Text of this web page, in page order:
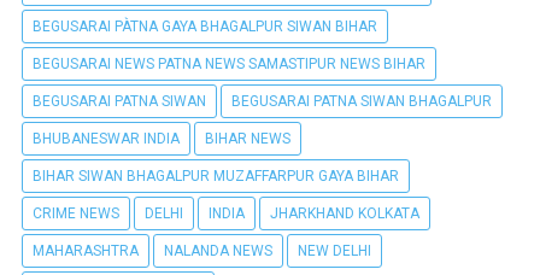
BEGUSARAI PÀTNA GAYA BHAGALPUR SIWAN BIHAR
BEGUSARAI NEWS PATNA NEWS SAMASTIPUR NEWS BIHAR
BEGUSARAI PATNA SIWAN BEGUSARAI PATNA SIWAN BHAGALPUR
BHUBANESWAR INDIA BIHAR NEWS
BIHAR SIWAN BHAGALPUR MUZAFFARPUR GAYA BIHAR
CRIME NEWS DELHI INDIA JHARKHAND KOLKATA
MAHARASHTRA NALANDA NEWS NEW DELHI